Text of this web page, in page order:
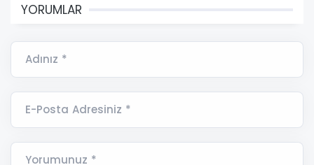
YORUMLAR
Adınız *
E-Posta Adresiniz *
Yorumunuz *